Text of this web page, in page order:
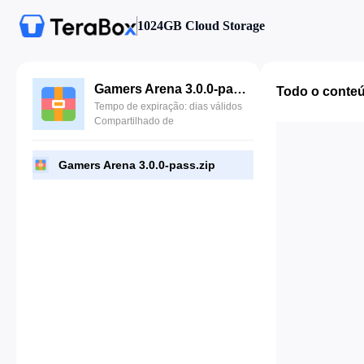
1024GB Cloud Storage
Gamers Arena 3.0.0-pass.zip
Tempo de expiração: dias válidos
Compartilhado de
Gamers Arena 3.0.0-pass.zip
Todo o